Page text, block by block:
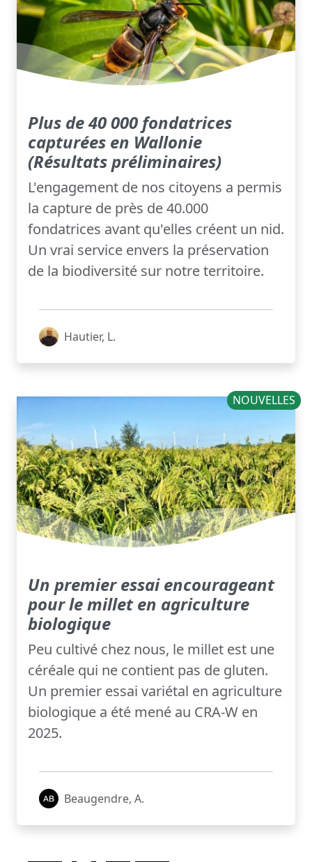
Plus de 40 000 fondatrices
capturées en Wallonie
(Résultats préliminaires)
L'engagement de nos citoyens a permis
la capture de près de 40.000
fondatrices avant qu'elles créent un nid.
Un vrai service envers la préservation
de la biodiversité sur notre territoire.
Hautier, L.
NOUVELLES
Un premier essai encourageant
pour le millet en agriculture
biologique
Peu cultivé chez nous, le millet est une
céréale qui ne contient pas de gluten.
Un premier essai variétal en agriculture
biologique a été mené au CRA-W en
2025.
Beaugendre, A.